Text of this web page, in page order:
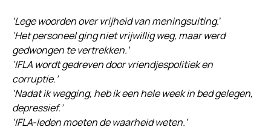
‘Lege woorden over vrijheid van meningsuiting.’
‘Het personeel ging niet vrijwillig weg, maar werd
gedwongen te vertrekken.’
‘IFLA wordt gedreven door vriendjespolitiek en
corruptie.’
‘Nadat ik wegging, heb ik een hele week in bed gelegen,
depressief.’
‘IFLA-leden moeten de waarheid weten.’